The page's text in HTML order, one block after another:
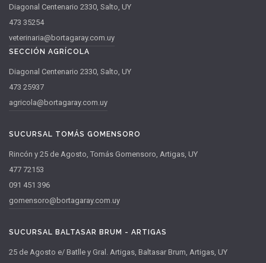
Diagonal Centenario 2330, Salto, UY
473 35254
veterinaria@bortagaray.com.uy
SECCIÓN AGRÍCOLA
Diagonal Centenario 2330, Salto, UY
473 25937
agricola@bortagaray.com.uy
SUCURSAL TOMÁS GOMENSORO
Rincón y 25 de Agosto, Tomás Gomensoro, Artigas, UY
477 72153
091 451 396
gomensoro@bortagaray.com.uy
SUCURSAL BALTASAR BRUM - ARTIGAS
25 de Agosto e/ Batlle y Gral. Artigas, Baltasar Brum, Artigas, UY